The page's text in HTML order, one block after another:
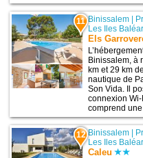
11 Binissalem |
Les Iles
Els
Binissalem, à
km et 29 km
nautique de
Son Vida. Il
connexion
comprend une
12 Binissalem |
Les Iles
Caleu